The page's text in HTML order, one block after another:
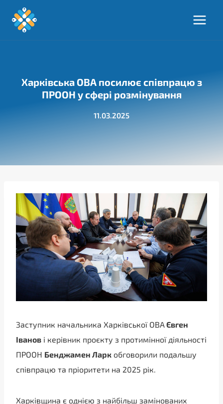
Перейти
Харківська ОВА посилює співпрацю з
ПРООН у сфері розмінування
11.03.2025
Заступник начальника Харківської ОВАЄвген
Іванов і керівник проєкту з протимінної діяльності
ПРООН Бенджамен Ларк обговорили подальшу
співпрацю та пріоритети на 2025 рік.
Харківщина є однією з найбільш замінованих